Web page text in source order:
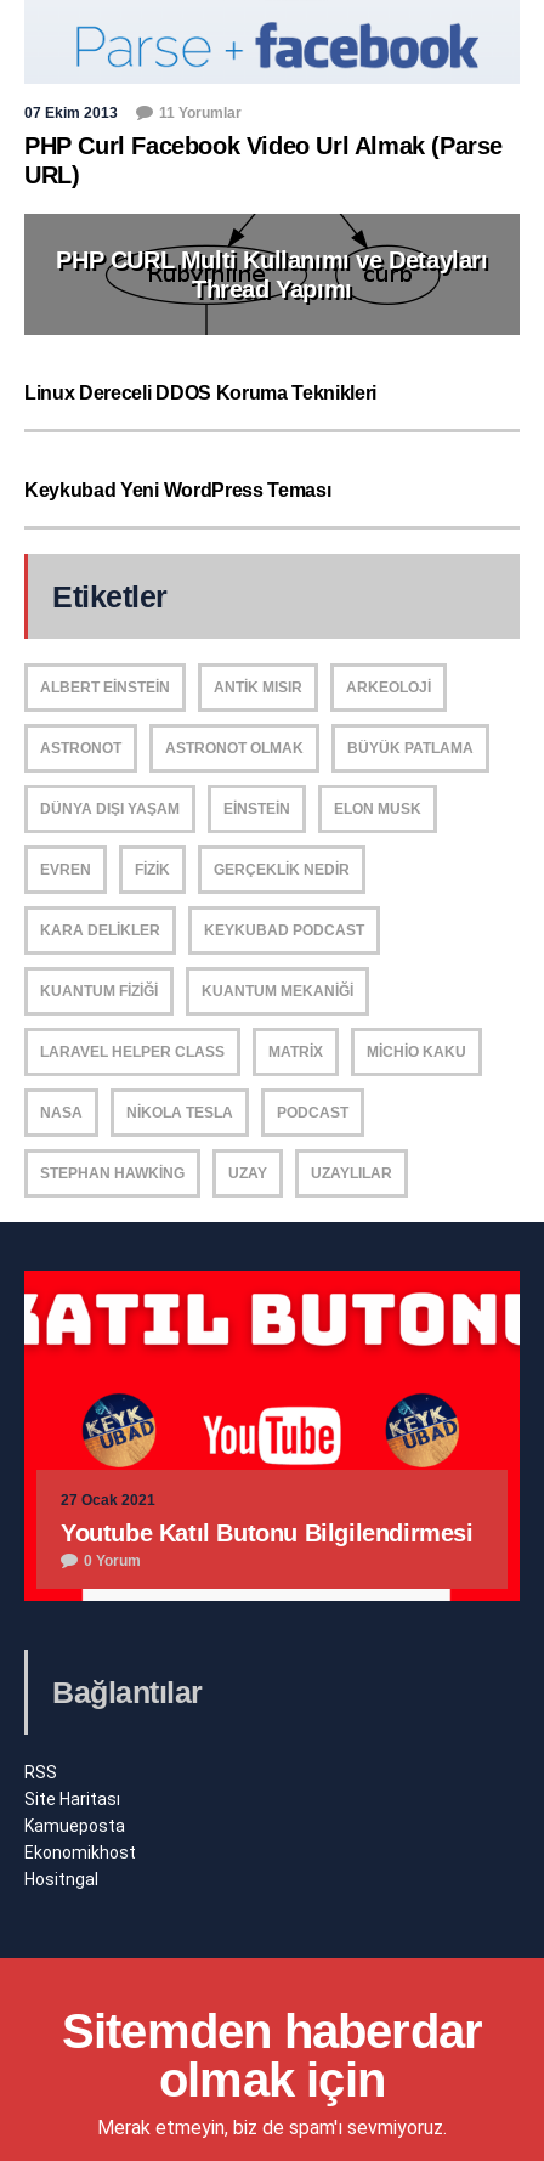
07 Ekim 2013 11 Yorumlar
PHP Curl Facebook Video Url Almak (Parse
URL)
PHP CURL Multi Kullanımı ve Detayları
Thread Yapımı
Linux Dereceli DDOS Koruma Teknikleri
Keykubad Yeni WordPress Teması
Etiketler
ALBERT EINSTEIN ANTIK MISIR ARKEOLOJI
ASTRONOT ASTRONOT OLMAK BÜYÜK PATLAMA
DÜNYA DIŞI YAŞAM EINSTEIN ELON MUSK
EVREN FIZIK GERÇEKLIK NEDIR
KARA DELIKLER KEYKUBAD PODCAST
KUANTUM FIZIĞI KUANTUM MEKANIĞI
LARAVEL HELPER CLASS MATRIX MICHIO KAKU
NASA NIKOLA TESLA PODCAST
STEPHAN HAWKING UZAY UZAYLILAR
27 Ocak 2021
Youtube Katıl Butonu Bilgilendirmesi
0 Yorum
Bağlantılar
RSS
Site Haritası
Kamueposta
Ekonomikhost
Hositngal
Sitemden haberdar
olmak için
Merak etmeyin, biz de spam'ı sevmiyoruz.